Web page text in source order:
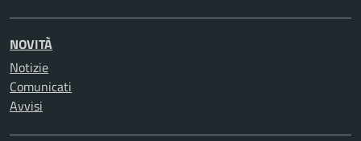
NOVITÀ
Notizie
Comunicati
Avvisi